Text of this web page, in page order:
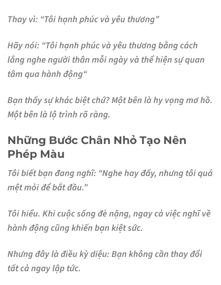
Thay vì: “Tôi hạnh phúc và yêu thương”
Hãy nói: “Tôi hạnh phúc và yêu thươngbằng cách
lắng nghe người thân mỗi ngày và thể hiện sự quan
tâm qua hành động“
Bạn thấy sự khác biệt chứ? Một bên là hy vọng mơ hồ.
Một bên là lộ trình rõ ràng.
Những Bước Chân Nhỏ Tạo Nên
Phép Màu
Tôi biết bạn đang nghĩ: “Nghe hay đấy, nhưng tôi quá
mệt mỏi để bắt đầu.”
Tôi hiểu. Khi cuộc sống đè nặng, ngay cả việc nghĩ về
hành động cũng khiến bạn kiệt sức.
Nhưng đây là điều kỳ diệu:Bạn không cần thay đổi
tất cả ngay lập tức.